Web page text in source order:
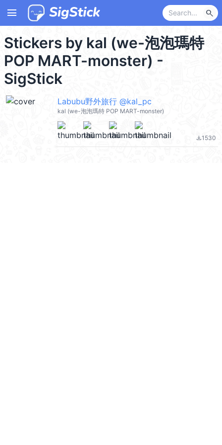
menu search
Stickers by kal (we-泡泡瑪特
POP MART-monster) -
SigStick
Labubu野外旅行 @kal_pc
kal (we-泡泡瑪特 POP MART-monster)
file_download1530